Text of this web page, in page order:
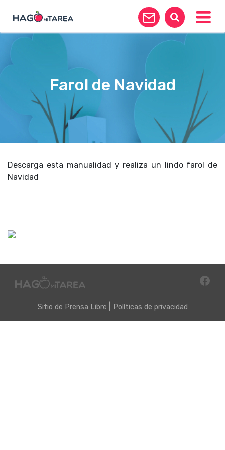
Farol de Navidad
Descarga esta manualidad y realiza un lindo farol de
Navidad
Sitio de Prensa Libre Políticas de privacidad